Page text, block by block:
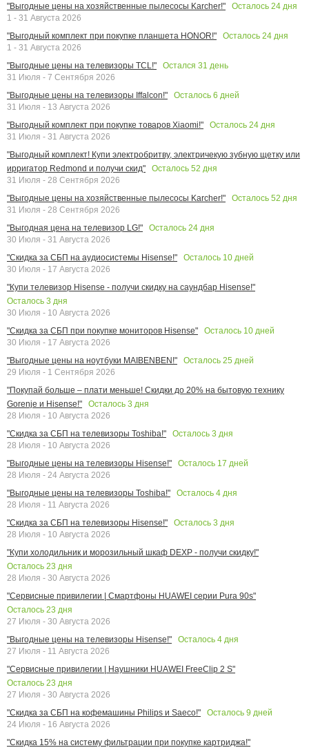
"Выгодные цены на хозяйственные пылесосы Karcher!"
Осталось 24 дня
1 - 31 Августа 2026
"Выгодный комплект при покупке планшета HONOR!"
Осталось 24 дня
1 - 31 Августа 2026
"Выгодные цены на телевизоры TCL!"
Остался 31 день
31 Июля - 7 Сентября 2026
"Выгодные цены на телевизоры Iffalcon!"
Осталось 6 дней
31 Июля - 13 Августа 2026
"Выгодный комплект при покупке товаров Xiaomi!"
Осталось 24 дня
31 Июля - 31 Августа 2026
"Выгодный комплект! Купи электробритву, электричекую зубную щетку или
ирригатор Redmond и получи скид"
Осталось 52 дня
31 Июля - 28 Сентября 2026
"Выгодные цены на хозяйственные пылесосы Karcher!"
Осталось 52 дня
31 Июля - 28 Сентября 2026
"Выгодная цена на телевизор LG!"
Осталось 24 дня
30 Июля - 31 Августа 2026
"Скидка за СБП на аудиосистемы Hisense!"
Осталось 10 дней
30 Июля - 17 Августа 2026
"Купи телевизор Hisense - получи скидку на саундбар Hisense!"
Осталось 3 дня
30 Июля - 10 Августа 2026
"Скидка за СБП при покупке мониторов Hisense"
Осталось 10 дней
30 Июля - 17 Августа 2026
"Выгодные цены на ноутбуки MAIBENBEN!"
Осталось 25 дней
29 Июля - 1 Сентября 2026
"Покупай больше – плати меньше! Скидки до 20% на бытовую технику
Gorenje и Hisense!"
Осталось 3 дня
28 Июля - 10 Августа 2026
"Скидка за СБП на телевизоры Toshiba!"
Осталось 3 дня
28 Июля - 10 Августа 2026
"Выгодные цены на телевизоры Hisense!"
Осталось 17 дней
28 Июля - 24 Августа 2026
"Выгодные цены на телевизоры Toshiba!"
Осталось 4 дня
28 Июля - 11 Августа 2026
"Скидка за СБП на телевизоры Hisense!"
Осталось 3 дня
28 Июля - 10 Августа 2026
"Купи холодильник и морозильный шкаф DEXP - получи скидку!"
Осталось 23 дня
28 Июля - 30 Августа 2026
"Сервисные привилегии | Смартфоны HUAWEI серии Pura 90s"
Осталось 23 дня
27 Июля - 30 Августа 2026
"Выгодные цены на телевизоры Hisense!"
Осталось 4 дня
27 Июля - 11 Августа 2026
"Сервисные привилегии | Наушники HUAWEI FreeClip 2 S"
Осталось 23 дня
27 Июля - 30 Августа 2026
"Скидка за СБП на кофемашины Philips и Saeco!"
Осталось 9 дней
24 Июля - 16 Августа 2026
"Скидка 15% на систему фильтрации при покупке картриджа!"